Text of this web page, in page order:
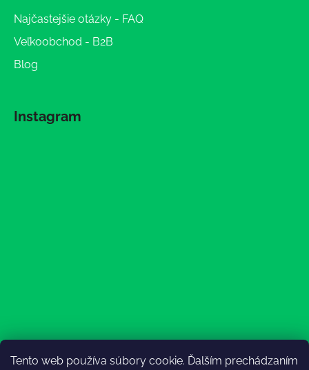
Tento web používa súbory cookie. Ďalším prechádzaním
Najčastejšie otázky - FAQ
Veľkoobchod - B2B
Blog
Instagram
Sledovať na Instagrame